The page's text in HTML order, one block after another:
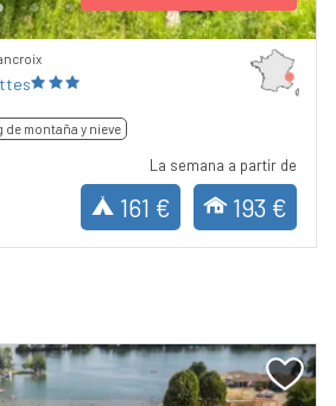
de montaña y nieve
La semana a partir de
161 € 193 €